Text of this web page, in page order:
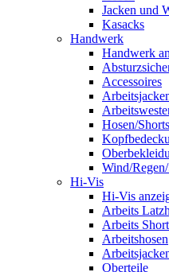
Jacken und
Kasacks
Handwerk
Handwerk
Accessoires
Hosen/Shorts
Wind/
Hi-Vis
Hi-Vis
Arbeits
Arbeits
Arbeitshosen
Oberteile